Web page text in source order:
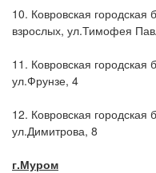
10. Ковровская
взрослых, ул.Тимофея
11. Ковровская
ул.Фрунзе, 4
12. Ковровская
ул.Димитрова, 8
г.Муром